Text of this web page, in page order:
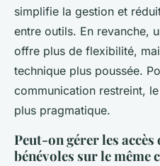
simplifie la gestion et
entre outils. En revanche,
offre plus de flexibilité,
technique plus poussée.
communication restreint,
plus pragmatique.
Peut-on gérer les accès
bénévoles sur le même